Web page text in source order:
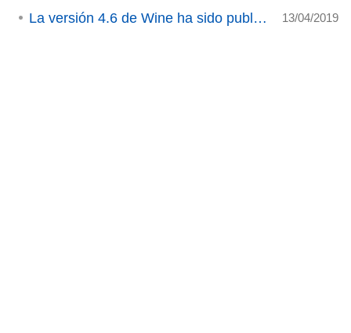
La versión 4.6 de Wine ha sido publicada 13/04/2019